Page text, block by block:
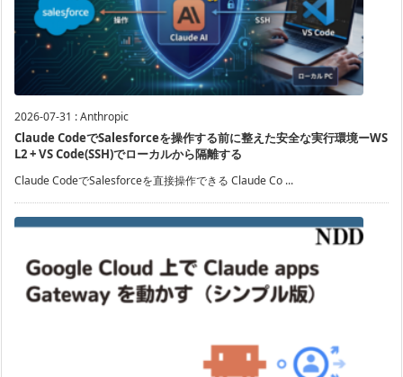
2026-07-31 :Anthropic
Claude CodeでSalesforceを操作する前に整えた安全な実行環境ーWS
L2 + VS Code(SSH)でローカルから隔離する
Claude CodeでSalesforceを直接操作できる Claude Co ...